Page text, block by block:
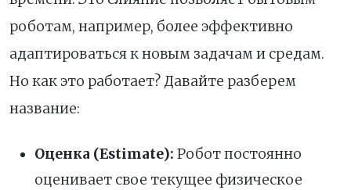
роботам, например, более эффективно
адаптироваться к новым задачам и средам.
Но как это работает? Давайте разберем
название:
Оценка (Estimate): Робот постоянно
оценивает свое текущее физическое